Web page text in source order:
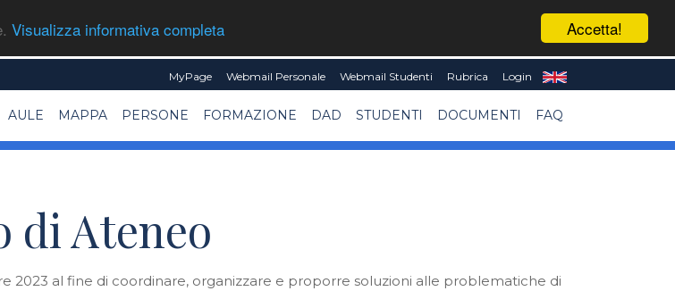
Accetta!
Visualizza informativa completa
MyPage Webmail Personale Webmail Studenti Rubrica Login
AULE MAPPA PERSONE FORMAZIONE DAD STUDENTI DOCUMENTI FAQ
di Ateneo
2023 al fine di coordinare, organizzare e proporre soluzioni alle problematiche di